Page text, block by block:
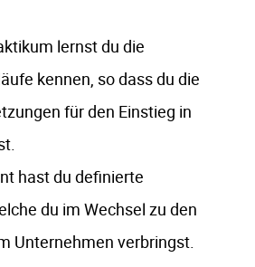
lernst du die
kennen, so dass du die
für den Einstieg in
hast du definierte
du im Wechsel zu den
Unternehmen verbringst.